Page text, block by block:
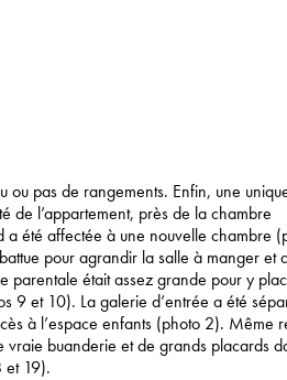
ou pas de rangements. Enfin, une
de l’appartement, près de la chambre
été affectée à une nouvelle chambre
pour agrandir la salle à manger et
parentale était assez grande pour y
9 et 10). La galerie d’entrée a été
à l’espace enfants (photo 2). Même
vraie buanderie et de grands placards
et 19).